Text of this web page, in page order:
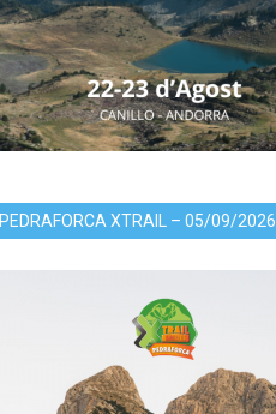
PEDRAFORCA XTRAIL – 05/09/2026